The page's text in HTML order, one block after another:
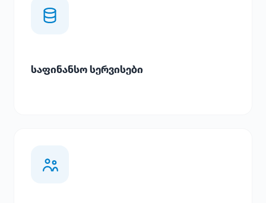
საფინანსო სერვისები